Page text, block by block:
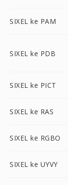
SIXEL ke PAM
SIXEL ke PDB
SIXEL ke PICT
SIXEL ke RAS
SIXEL ke RGBO
SIXEL ke UYVY